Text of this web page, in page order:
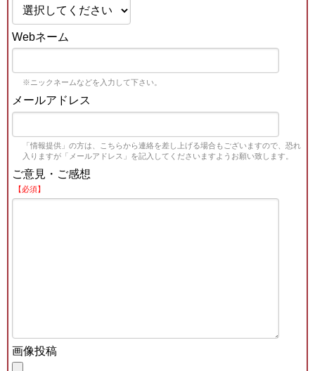
Webネーム
※ニックネームなどを入力して下さい。
メールアドレス
「情報提供」の方は、こちらから連絡を差し上げる場合もございますので、恐れ
入りますが「メールアドレス」を記入してくださいますようお願い致します。
ご意見・ご感想
【必須】
画像投稿